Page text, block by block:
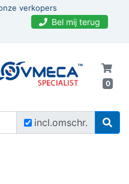
verkopers
Bel mij terug
0
incl.omschr.